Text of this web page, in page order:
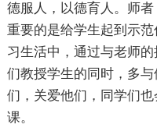
德服人，以德育人。师
重要的是给学生起到示
习生活中，通过与老师
们教授学生的同时，多
们，关爱他们，同学们
课。